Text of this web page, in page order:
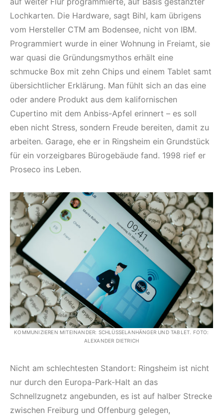
Lochkarten. Die Hardware, sagt Bihl, kam übrigens
vom Hersteller CTM am Bodensee, nicht von IBM.
Programmiert wurde in einer Wohnung in Freiamt, sie
war quasi die Gründungsmythos erhält eine
schmucke Box mit zehn Chips und einem Tablet samt
übersichtlicher Erklärung. Man fühlt sich an das eine
oder andere Produkt aus dem kalifornischen
Cupertino mit dem Anbiss-Apfel erinnert – es soll
eben nicht Stress, sondern Freude bereiten, damit zu
arbeiten. Garage, ehe er in Ringsheim ein Grundstück
für ein vorzeigbares Bürogebäude fand. 1998 rief er
Proseco ins Leben.
KOMMUNIZIEREN MITEINANDER: SCHLÜSSELANHÄNGER UND TABLET. FOTO:
ALEXANDER DIETRICH
Nicht am schlechtesten Standort: Ringsheim ist nicht
nur durch den Europa-Park-Halt an das
Schnellzugnetz angebunden, es ist auf halber Strecke
zwischen Freiburg und Offenburg gelegen,